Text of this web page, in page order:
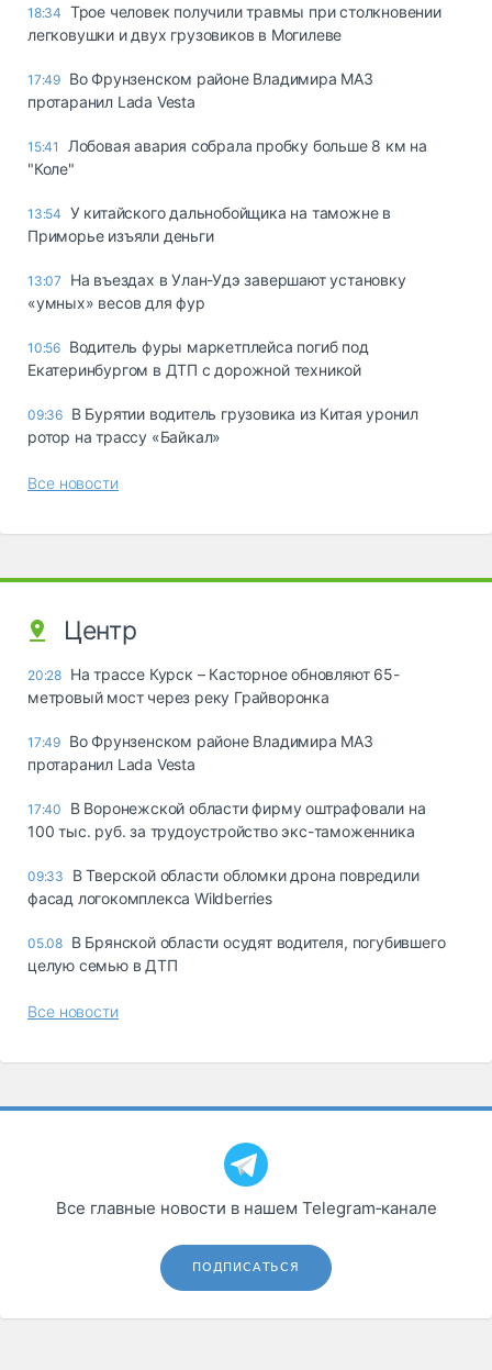
18:34 Трое человек получили травмы при столкновении
легковушки и двух грузовиков в Могилеве
17:49 Во Фрунзенском районе Владимира МАЗ
протаранил Lada Vesta
15:41
Лобовая авария собрала пробку больше 8 км на
"Коле"
13:54 У китайского дальнобойщика на таможне в
Приморье изъяли деньги
13:07
Ha въeздax в Улaн-Удэ зaвepшaют ycтaнoвкy
«yмныx» вecoв для фyp
10:56 Водитель фуры маркетплейса погиб под
Екатеринбургом в ДТП с дорожной техникой
09:36 В Бурятии водитель грузовика из Китая уронил
ротор на трассу «Байкал»
Все новости
Центр
20:28 На трассе Курск – Касторное обновляют 65-
метровый мост через реку Грайворонка
17:49 Во Фрунзенском районе Владимира МАЗ
протаранил Lada Vesta
17:40
В Воронежской области фирму оштрафовали на
100 тыс. руб. за трудоустройство экс-таможенника
09:33
В Тверской области обломки дрона повредили
фасад логокомплекса Wildberries
05.08 В Брянской области осудят водителя, погубившего
целую семью в ДТП
Все новости
Все главные новости в нашем Telegram‑канале
ПОДПИСАТЬСЯ